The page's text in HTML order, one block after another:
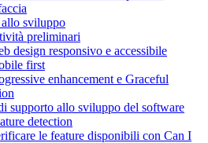
sviluppo
preliminari
design responsivo e accessibile
first
enhancement e Graceful
supporto allo sviluppo del software
detection
le feature disponibili con Can I